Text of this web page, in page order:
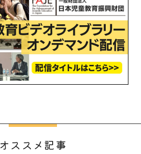
オススメ記事